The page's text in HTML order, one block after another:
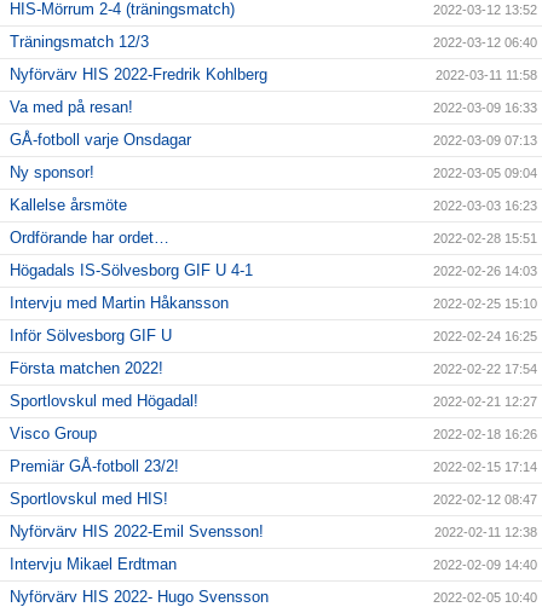
HIS-Mörrum 2-4 (träningsmatch) 2022-03-12 13:52
Träningsmatch 12/3 2022-03-12 06:40
Nyförvärv HIS 2022-Fredrik Kohlberg 2022-03-11 11:58
Va med på resan! 2022-03-09 16:33
GÅ-fotboll varje Onsdagar 2022-03-09 07:13
Ny sponsor! 2022-03-05 09:04
Kallelse årsmöte 2022-03-03 16:23
Ordförande har ordet… 2022-02-28 15:51
Högadals IS-Sölvesborg GIF U 4-1 2022-02-26 14:03
Intervju med Martin Håkansson 2022-02-25 15:10
Inför Sölvesborg GIF U 2022-02-24 16:25
Första matchen 2022! 2022-02-22 17:54
Sportlovskul med Högadal! 2022-02-21 12:27
Visco Group 2022-02-18 16:26
Premiär GÅ-fotboll 23/2! 2022-02-15 17:14
Sportlovskul med HIS! 2022-02-12 08:47
Nyförvärv HIS 2022-Emil Svensson! 2022-02-11 12:38
Intervju Mikael Erdtman 2022-02-09 14:40
Nyförvärv HIS 2022- Hugo Svensson 2022-02-05 10:40